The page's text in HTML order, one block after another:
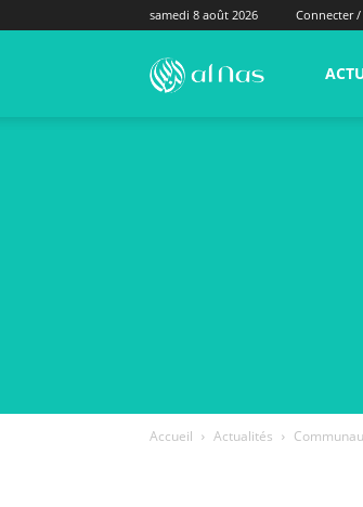
samedi 8 août 2026 Connecter
alNas.fr
Accueil Actualités